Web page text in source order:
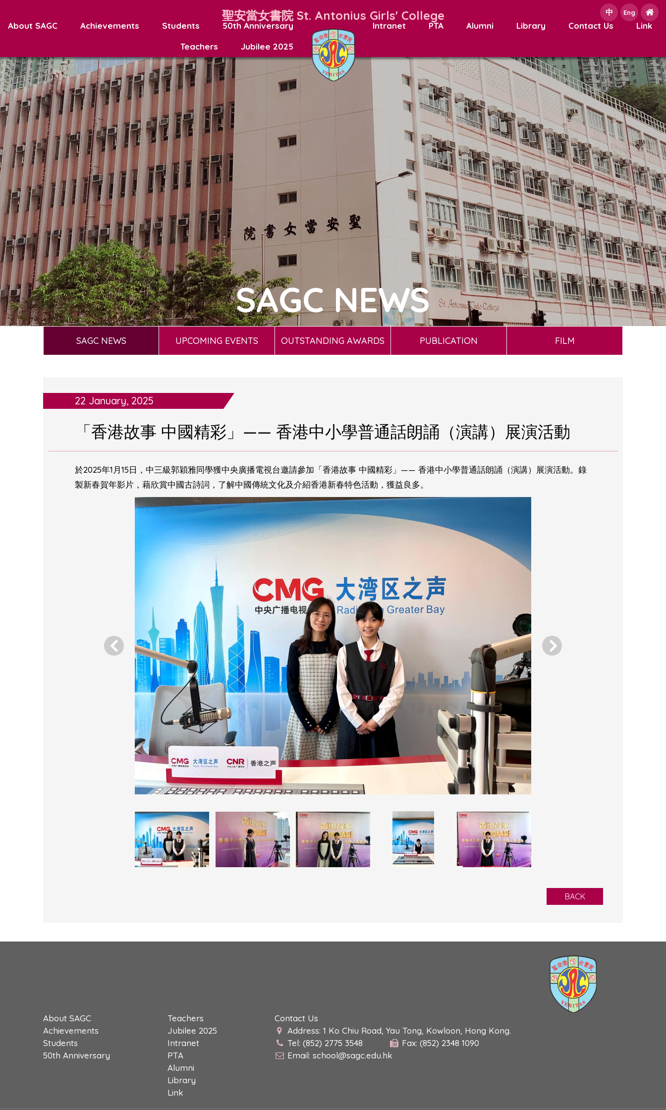
聖安當女書院 St. Antonius Girls' College 中 Eng
About SAGC Achievements Students
50th Anniversary
Teachers
Jubilee 2025
Intranet PTA Alumni Library Contact Us Link
SAGC NEWS
SAGC NEWS UPCOMING EVENTS OUTSTANDING AWARDS PUBLICATION FILM
22 January, 2025
「香港故事 中國精彩」—— 香港中小學普通話朗誦（演講）展演活動
於2025年1月15日，中三級郭穎雅同學獲中央廣播電視台邀請參加「香港故事 中國精彩」—— 香港中小學普通話朗誦（演講）展演活動。錄
製新春賀年影片，藉欣賞中國古詩詞，了解中國傳統文化及介紹香港新春特色活動，獲益良多。
BACK
About SAGC
Achievements
Students
50th Anniversary
Teachers
Jubilee 2025
Intranet
PTA
Alumni
Library
Link
Contact Us
Address: 1 Ko Chiu Road, Yau Tong, Kowloon, Hong Kong.
Tel: (852) 2775 3548
Fax: (852) 2348 1090
Email: school@sagc.edu.hk